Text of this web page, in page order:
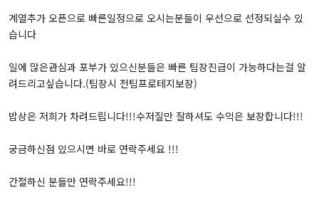
계열추가 오픈으로 빠른일정으로 오시는분들이 우선으로 선정되실수 있
습니다
일에 많은관심과 포부가 있으신분들은 빠른 팀장진급이 가능하다는걸 알
려드리고싶습니다.(팀장시 전팀프로테지보장)
밥상은 저희가 차려드립니다!!!수저질만 잘하셔도 수익은 보장합니다!!!
궁금하신점 있으시면 바로 연락주세요 !!!
간절하신 분들만 연락주세요!!!